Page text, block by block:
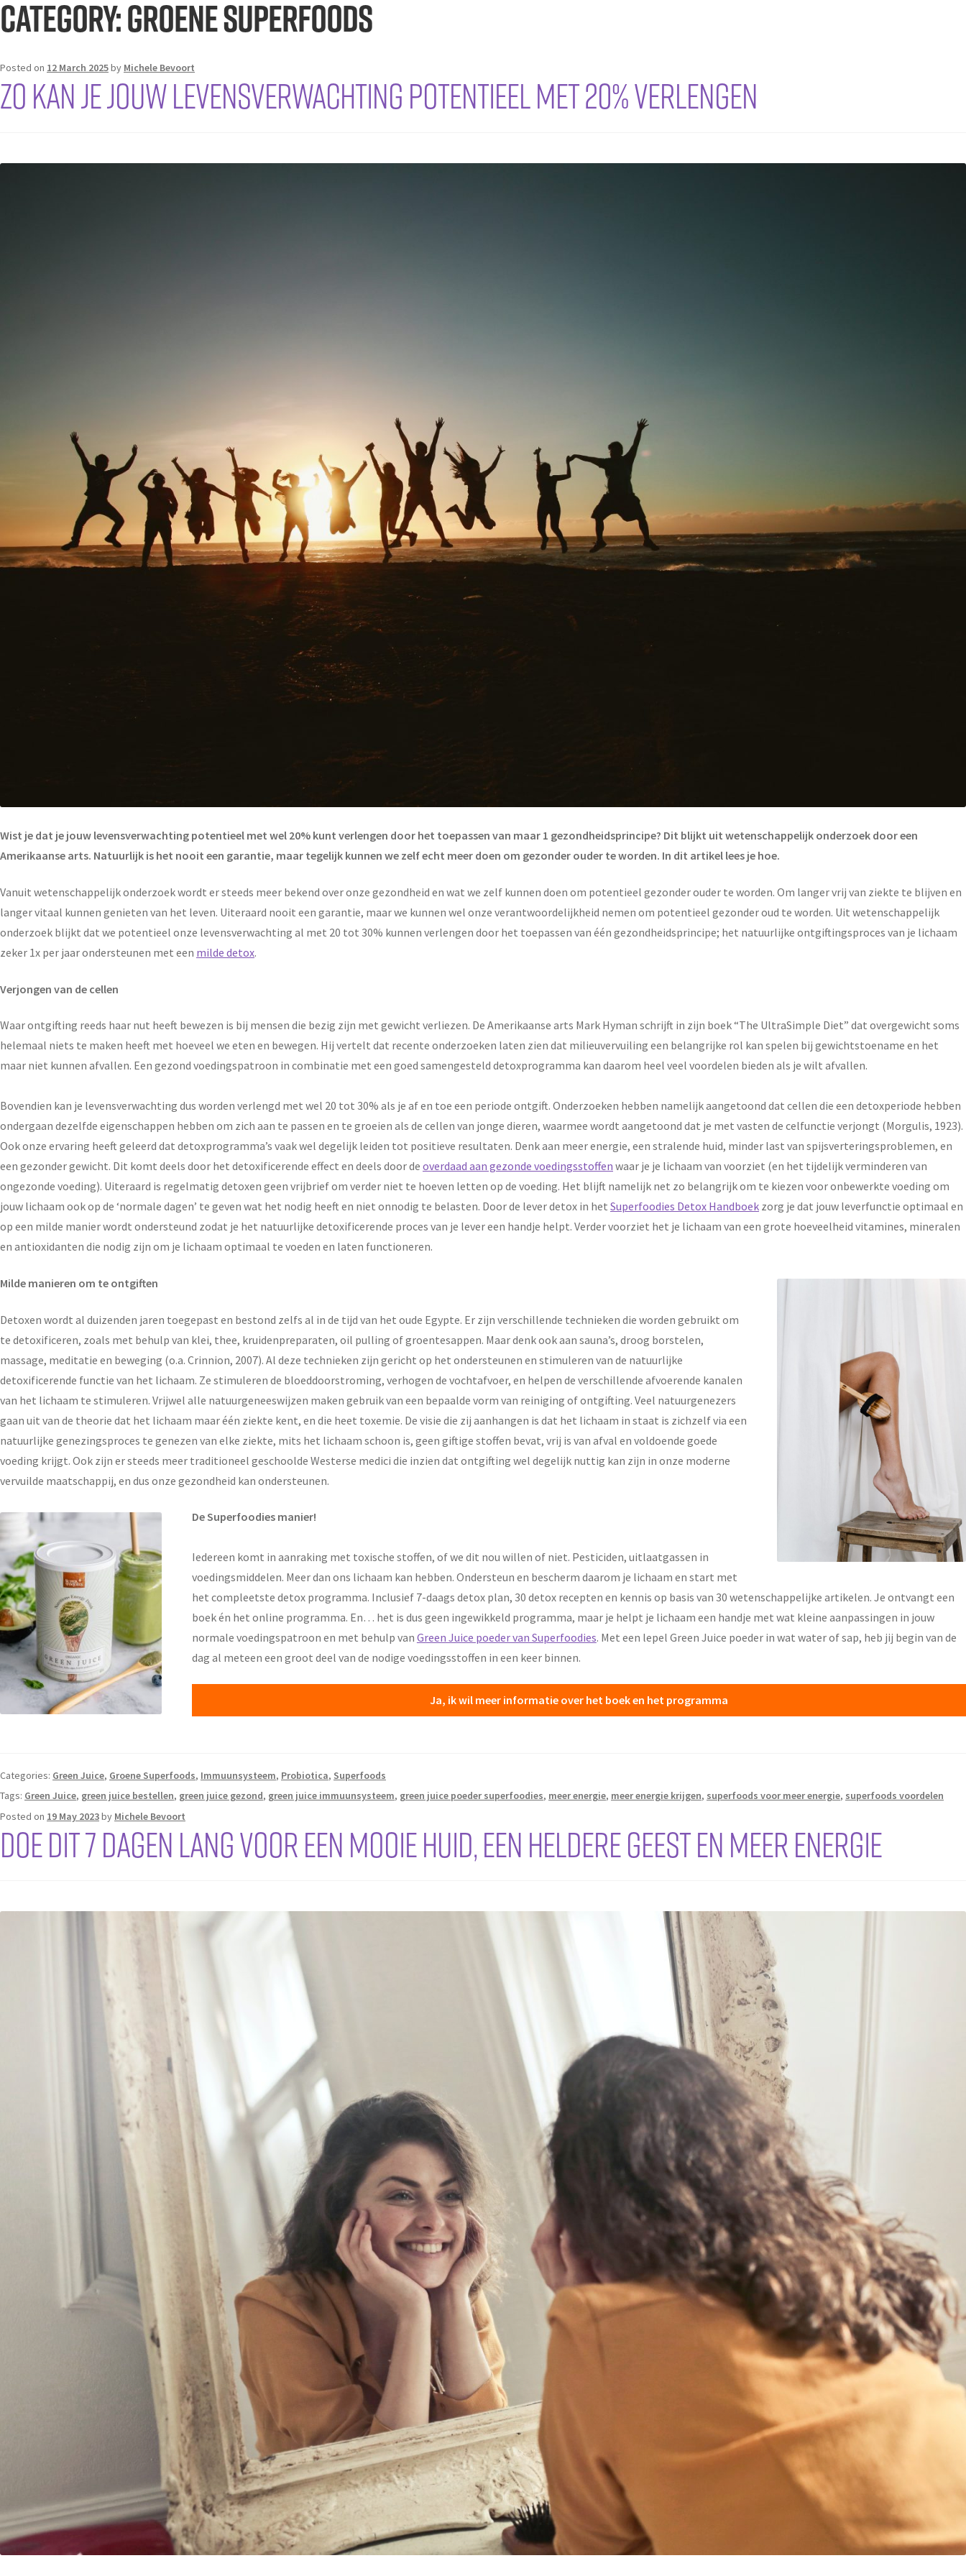
Category:Groene Superfoods
Posted on 12 March 2025by Michele Bevoort
Zo kan je jouw levensverwachting potentieel met 20% verlengen
Wist je dat je jouw levensverwachting potentieel met wel 20% kunt verlengen door het toepassen van maar 1 gezondheidsprincipe? Dit blijkt uit wetenschappelijk onderzoek door een
Amerikaanse arts. Natuurlijk is het nooit een garantie, maar tegelijk kunnen we zelf echt meer doen om gezonder ouder te worden. In dit artikel lees je hoe.
Vanuit wetenschappelijk onderzoek wordt er steeds meer bekend over onze gezondheid en wat we zelf kunnen doen om potentieel gezonder ouder te worden. Om langer vrij van ziekte te blijven en
langer vitaal kunnen genieten van het leven. Uiteraard nooit een garantie, maar we kunnen wel onze verantwoordelijkheid nemen om potentieel gezonder oud te worden. Uit wetenschappelijk
onderzoek blijkt dat we potentieel onze levensverwachting al met 20 tot 30% kunnen verlengen door het toepassen van één gezondheidsprincipe; het natuurlijke ontgiftingsproces van je lichaam
zeker 1x per jaar ondersteunen met een milde detox.
Verjongen van de cellen
Waar ontgifting reeds haar nut heeft bewezen is bij mensen die bezig zijn met gewicht verliezen. De Amerikaanse arts Mark Hyman schrijft in zijn boek “The UltraSimple Diet” dat overgewicht soms
helemaal niets te maken heeft met hoeveel we eten en bewegen. Hij vertelt dat recente onderzoeken laten zien dat milieuvervuiling een belangrijke rol kan spelen bij gewichtstoename en het
maar niet kunnen afvallen. Een gezond voedingspatroon in combinatie met een goed samengesteld detoxprogramma kan daarom heel veel voordelen bieden als je wilt afvallen.
Bovendien kan je levensverwachting dus worden verlengd met wel 20 tot 30% als je af en toe een periode ontgift. Onderzoeken hebben namelijk aangetoond dat cellen die een detoxperiode hebben
ondergaan dezelfde eigenschappen hebben om zich aan te passen en te groeien als de cellen van jonge dieren, waarmee wordt aangetoond dat je met vasten de celfunctie verjongt (Morgulis, 1923).
Ook onze ervaring heeft geleerd dat detoxprogramma’s vaak wel degelijk leiden tot positieve resultaten. Denk aan meer energie, een stralende huid, minder last van spijsverteringsproblemen, en
een gezonder gewicht. Dit komt deels door het detoxificerende effect en deels door de overdaad aan gezonde voedingsstoffen waar je je lichaam van voorziet (en het tijdelijk verminderen van
ongezonde voeding). Uiteraard is regelmatig detoxen geen vrijbrief om verder niet te hoeven letten op de voeding. Het blijft namelijk net zo belangrijk om te kiezen voor onbewerkte voeding om
jouw lichaam ook op de ‘normale dagen’ te geven wat het nodig heeft en niet onnodig te belasten. Door de lever detox in het Superfoodies Detox Handboek zorg je dat jouw leverfunctie optimaal en
op een milde manier wordt ondersteund zodat je het natuurlijke detoxificerende proces van je lever een handje helpt. Verder voorziet het je lichaam van een grote hoeveelheid vitamines, mineralen
en antioxidanten die nodig zijn om je lichaam optimaal te voeden en laten functioneren.
Milde manieren om te ontgiften
Detoxen wordt al duizenden jaren toegepast en bestond zelfs al in de tijd van het oude Egypte. Er zijn verschillende technieken die worden gebruikt om
te detoxificeren, zoals met behulp van klei, thee, kruidenpreparaten, oil pulling of groentesappen. Maar denk ook aan sauna’s, droog borstelen,
massage, meditatie en beweging (o.a. Crinnion, 2007). Al deze technieken zijn gericht op het ondersteunen en stimuleren van de natuurlijke
detoxificerende functie van het lichaam. Ze stimuleren de bloeddoorstroming, verhogen de vochtafvoer, en helpen de verschillende afvoerende kanalen
van het lichaam te stimuleren. Vrijwel alle natuurgeneeswijzen maken gebruik van een bepaalde vorm van reiniging of ontgifting. Veel natuurgenezers
gaan uit van de theorie dat het lichaam maar één ziekte kent, en die heet toxemie. De visie die zij aanhangen is dat het lichaam in staat is zichzelf via een
natuurlijke genezingsproces te genezen van elke ziekte, mits het lichaam schoon is, geen giftige stoffen bevat, vrij is van afval en voldoende goede
voeding krijgt. Ook zijn er steeds meer traditioneel geschoolde Westerse medici die inzien dat ontgifting wel degelijk nuttig kan zijn in onze moderne
vervuilde maatschappij, en dus onze gezondheid kan ondersteunen.
De Superfoodies manier!
Iedereen komt in aanraking met toxische stoffen, of we dit nou willen of niet. Pesticiden, uitlaatgassen in
voedingsmiddelen. Meer dan ons lichaam kan hebben. Ondersteun en bescherm daarom je lichaam en start met
het compleetste detox programma. Inclusief 7-daags detox plan, 30 detox recepten en kennis op basis van 30 wetenschappelijke artikelen. Je ontvangt een
boek én het online programma. En… het is dus geen ingewikkeld programma, maar je helpt je lichaam een handje met wat kleine aanpassingen in jouw
normale voedingspatroon en met behulp van Green Juice poeder van Superfoodies. Met een lepel Green Juice poeder in wat water of sap, heb jij begin van de
dag al meteen een groot deel van de nodige voedingsstoffen in een keer binnen.
Ja, ik wil meer informatie over het boek en het programma
Categories: Green Juice, Groene Superfoods, Immuunsysteem, Probiotica, Superfoods
Tags: Green Juice, green juice bestellen, green juice gezond, green juice immuunsysteem, green juice poeder superfoodies, meer energie, meer energie krijgen, superfoods voor meer energie, superfoods voordelen
Posted on 19 May 2023by Michele Bevoort
Doe dit 7 dagen lang voor een mooie huid, een heldere geest en meer energie